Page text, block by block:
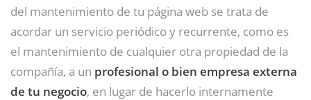
del mantenimiento de tu página web se trata de
acordar un servicio periódico y recurrente, como es
el mantenimiento de cualquier otra propiedad de la
compañía, a un profesional o bien empresa externa
de tu negocio, en lugar de hacerlo internamente